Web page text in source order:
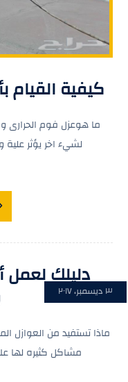
كيفية القيام
ما هوعزل فوم الحرارى
لشيء اخر يؤثر
دليلك لعمل
٣ ديسمبر، ٢٠١٧
ماذا تستفيد من العوازل
مشاكل كثيره لها